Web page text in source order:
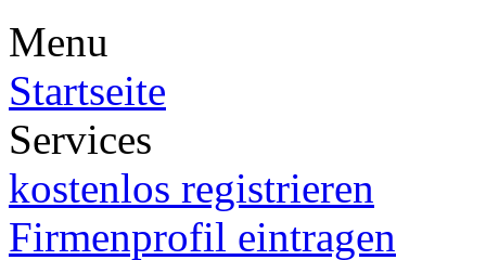
Menu
Startseite
Services
kostenlos registrieren
Firmenprofil eintragen